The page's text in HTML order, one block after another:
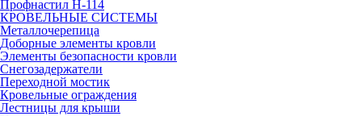
Профнастил Н-114
КРОВЕЛЬНЫЕ СИСТЕМЫ
Металлочерепица
Доборные элементы кровли
Элементы безопасности кровли
Снегозадержатели
Переходной мостик
Кровельные ограждения
Лестницы для крыши